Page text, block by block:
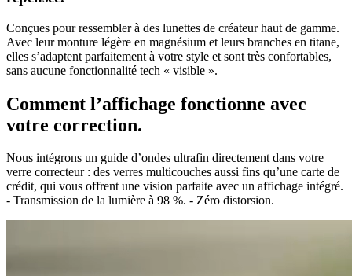
Avec leur monture légère en magnésium et leurs branches en titane,
elles s’adaptent parfaitement à votre style et sont très confortables,
sans aucune fonctionnalité tech « visible ».
votre correction.
verre correcteur : des verres multicouches aussi fins qu’une carte de
crédit, qui vous offrent une vision parfaite avec un affichage intégré.
- Transmission de la lumière à 98 %. - Zéro distorsion.